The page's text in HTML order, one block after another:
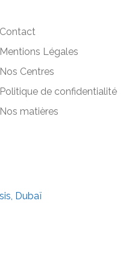
Contact
Mentions Légales
Nos Centres
Politique de confidentialité
Nos matières
Dubaï